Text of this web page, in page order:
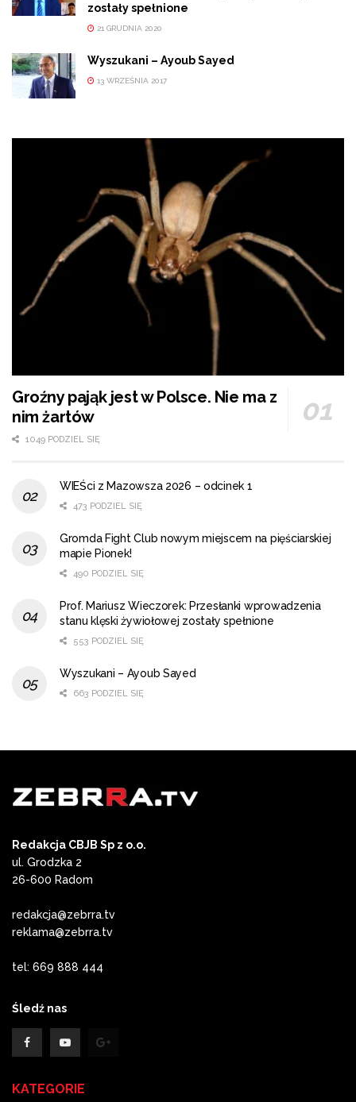
zostały spełnione
21 GRUDNIA 2020
Wyszukani – Ayoub Sayed
13 WRZEŚNIA 2017
Groźny pająk jest w Polsce. Nie ma z
nim żartów
1049 PODZIEL SIĘ
WIEŚci z Mazowsza 2026 – odcinek 1
473 PODZIEL SIĘ
Gromda Fight Club nowym miejscem na pięściarskiej
mapie Pionek!
490 PODZIEL SIĘ
Prof. Mariusz Wieczorek: Przesłanki wprowadzenia
stanu klęski żywiołowej zostały spełnione
553 PODZIEL SIĘ
Wyszukani – Ayoub Sayed
663 PODZIEL SIĘ
Redakcja CBJB Sp z o.o.
ul. Grodzka 2
26-600 Radom
redakcja@zebrra.tv
reklama@zebrra.tv
tel: 669 888 444
Śledź nas
KATEGORIE